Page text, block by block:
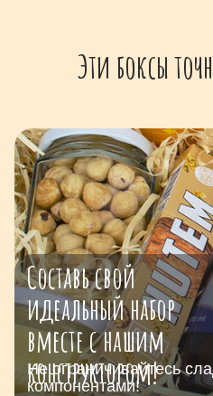
Эти боксы
Составь свой
идеальный набор
вместе с нашим
конструктором!
Не ограничивайтесь
компонентами!